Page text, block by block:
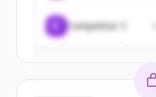
มีบัญชีอยู่แล้วใช่
Competitor C